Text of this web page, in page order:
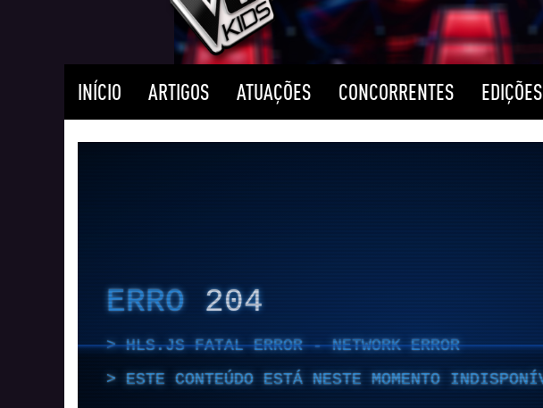
INÍCIO ARTIGOS ATUAÇÕES CONCORRENTES EDIÇÕES